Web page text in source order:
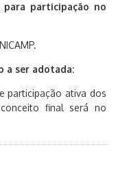
participação no
a ser adotada:
participação ativa dos
final será no